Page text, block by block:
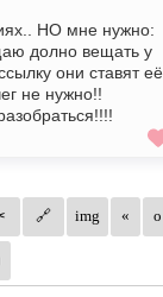
НО мне нужно:
долно вещать у
они ставят
не нужно!!